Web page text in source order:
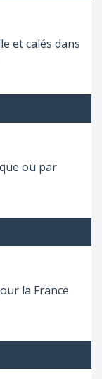
et calés dans
ou par
la France